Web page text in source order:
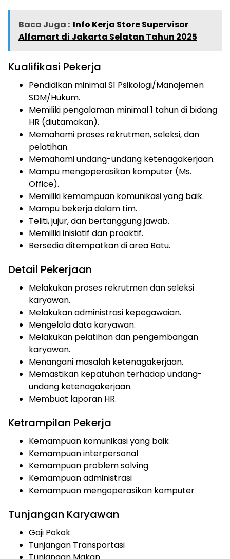
Baca Juga : Info Kerja Store Supervisor
Alfamart di Jakarta Selatan Tahun 2025
Kualifikasi Pekerja
Pendidikan minimal S1 Psikologi/Manajemen
SDM/Hukum.
Memiliki pengalaman minimal 1 tahun di bidang
HR (diutamakan).
Memahami proses rekrutmen, seleksi, dan
pelatihan.
Memahami undang-undang ketenagakerjaan.
Mampu mengoperasikan komputer (Ms.
Office).
Memiliki kemampuan komunikasi yang baik.
Mampu bekerja dalam tim.
Teliti, jujur, dan bertanggung jawab.
Memiliki inisiatif dan proaktif.
Bersedia ditempatkan di area Batu.
Detail Pekerjaan
Melakukan proses rekrutmen dan seleksi
karyawan.
Melakukan administrasi kepegawaian.
Mengelola data karyawan.
Melakukan pelatihan dan pengembangan
karyawan.
Menangani masalah ketenagakerjaan.
Memastikan kepatuhan terhadap undang-
undang ketenagakerjaan.
Membuat laporan HR.
Ketrampilan Pekerja
Kemampuan komunikasi yang baik
Kemampuan interpersonal
Kemampuan problem solving
Kemampuan administrasi
Kemampuan mengoperasikan komputer
Tunjangan Karyawan
Gaji Pokok
Tunjangan Transportasi